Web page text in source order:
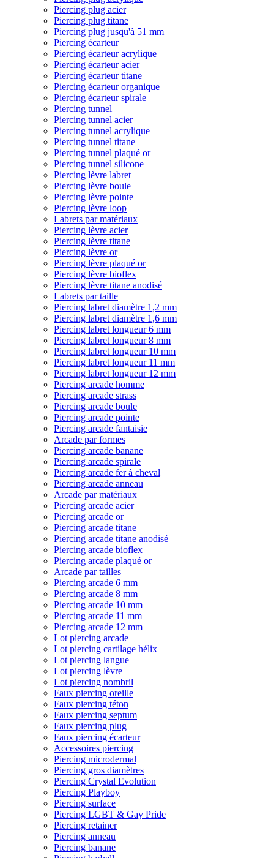
Piercing plug acier
Piercing plug titane
Piercing plug jusqu'à 51 mm
Piercing écarteur
Piercing écarteur acrylique
Piercing écarteur acier
Piercing écarteur titane
Piercing écarteur organique
Piercing écarteur spirale
Piercing tunnel
Piercing tunnel acier
Piercing tunnel acrylique
Piercing tunnel titane
Piercing tunnel plaqué or
Piercing tunnel silicone
Piercing lèvre labret
Piercing lèvre boule
Piercing lèvre pointe
Piercing lèvre loop
Labrets par matériaux
Piercing lèvre acier
Piercing lèvre titane
Piercing lèvre or
Piercing lèvre plaqué or
Piercing lèvre bioflex
Piercing lèvre titane anodisé
Labrets par taille
Piercing labret diamètre 1,2 mm
Piercing labret diamètre 1,6 mm
Piercing labret longueur 6 mm
Piercing labret longueur 8 mm
Piercing labret longueur 10 mm
Piercing labret longueur 11 mm
Piercing labret longueur 12 mm
Piercing arcade homme
Piercing arcade strass
Piercing arcade boule
Piercing arcade pointe
Piercing arcade fantaisie
Arcade par formes
Piercing arcade banane
Piercing arcade spirale
Piercing arcade fer à cheval
Piercing arcade anneau
Arcade par matériaux
Piercing arcade acier
Piercing arcade or
Piercing arcade titane
Piercing arcade titane anodisé
Piercing arcade bioflex
Piercing arcade plaqué or
Arcade par tailles
Piercing arcade 6 mm
Piercing arcade 8 mm
Piercing arcade 10 mm
Piercing arcade 11 mm
Piercing arcade 12 mm
Lot piercing arcade
Lot piercing cartilage hélix
Lot piercing langue
Lot piercing lèvre
Lot piercing nombril
Faux piercing oreille
Faux piercing téton
Faux piercing septum
Faux piercing plug
Faux piercing écarteur
Accessoires piercing
Piercing microdermal
Piercing gros diamètres
Piercing Crystal Evolution
Piercing Playboy
Piercing surface
Piercing LGBT & Gay Pride
Piercing retainer
Piercing anneau
Piercing banane